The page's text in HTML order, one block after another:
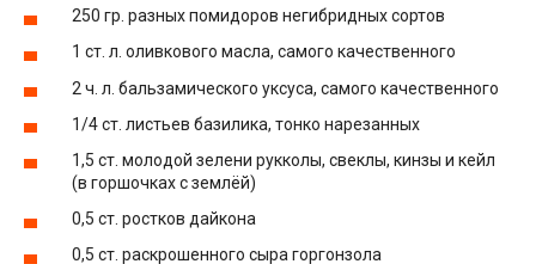
250 гр. разных помидоров негибридных сортов
1 ст. л. оливкового масла, самого качественного
2 ч. л. бальзамического уксуса, самого качественного
1/4 ст. листьев базилика, тонко нарезанных
1,5 ст. молодой зелени рукколы, свеклы, кинзы и кейл
(в горшочках с землёй)
0,5 ст. ростков дайкона
0,5 ст. раскрошенного сыра горгонзола